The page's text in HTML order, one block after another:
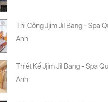
Thi Công Jjim Jil Bang - Spa
Anh
Thiết Kế Jjim Jil Bang - Spa
Anh